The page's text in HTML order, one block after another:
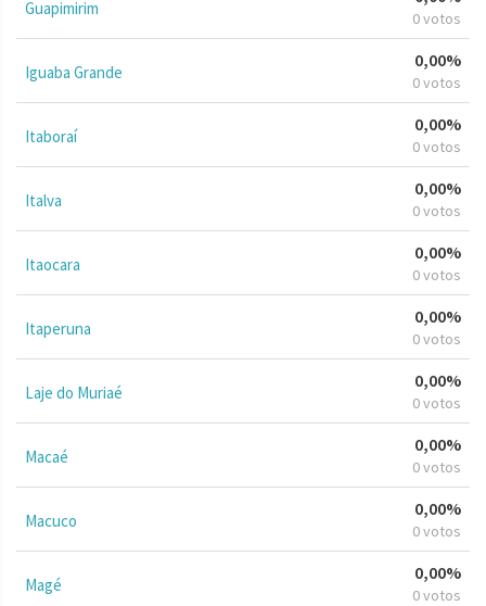
Guapimirim 0 votos
Iguaba Grande
0,00%
0 votos
Itaboraí
0,00%
0 votos
Italva
0,00%
0 votos
Itaocara
0,00%
0 votos
Itaperuna
0,00%
0 votos
Laje do Muriaé
0,00%
0 votos
Macaé
0,00%
0 votos
Macuco
0,00%
0 votos
Magé
0,00%
0 votos